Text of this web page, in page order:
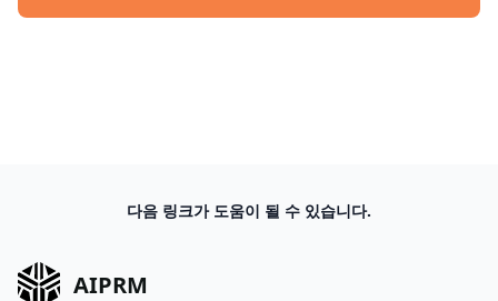
다음 링크가 도움이 될 수 있습니다.
AIPRM